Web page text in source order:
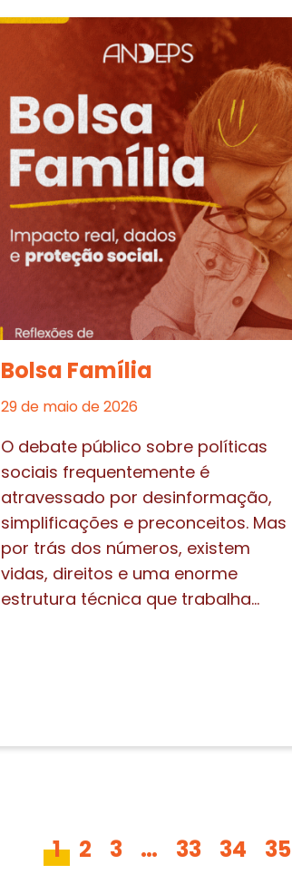
Bolsa Família
29 de maio de 2026
O debate público sobre políticas
sociais frequentemente é
atravessado por desinformação,
simplificações e preconceitos. Mas
por trás dos números, existem
vidas, direitos e uma enorme
estrutura técnica que trabalha...
1 2 3 … 33 34 35